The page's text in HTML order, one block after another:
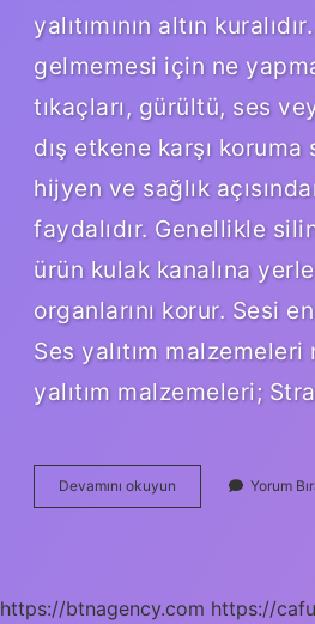
yalıtımının altın
gelmemesi için ne
tıkaçları, gürültü, ses
dış etkene karşı koruma
hijyen ve sağlık
faydalıdır. Genellikle
ürün kulak kanalına
organlarını korur. Sesi
Ses yalıtım
yalıtım malzemeleri;
Devamını okuyun Dışarıdan
Gelen
Yapmalı
Yorum
https://btnagency.com https://